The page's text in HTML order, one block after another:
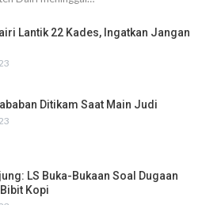
Lantik 22 Kades, Ingatkan Jangan
Ditikam Saat Main Judi
LS Buka-Bukaan Soal Dugaan
Kopi